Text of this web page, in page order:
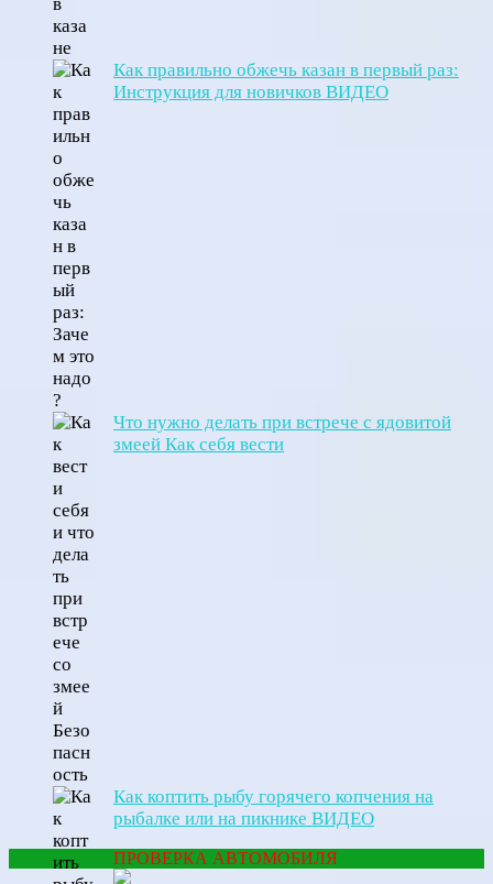
Как правильно обжечь казан в первый раз:
Инструкция для новичков ВИДЕО
Что нужно делать при встрече с ядовитой
змеей Как себя вести
Как коптить рыбу горячего копчения на
рыбалке или на пикнике ВИДЕО
ПРОВЕРКА АВТОМОБИЛЯ